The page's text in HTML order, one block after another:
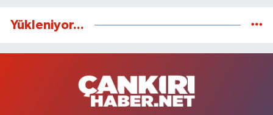
Yükleniyor...